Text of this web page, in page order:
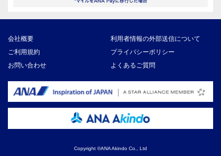
会社概要
利用者情報の外部送信について
ご利用規約
プライバシーポリシー
お問い合わせ
よくあるご質問
Copyright ©ANA Akindo Co., Ltd